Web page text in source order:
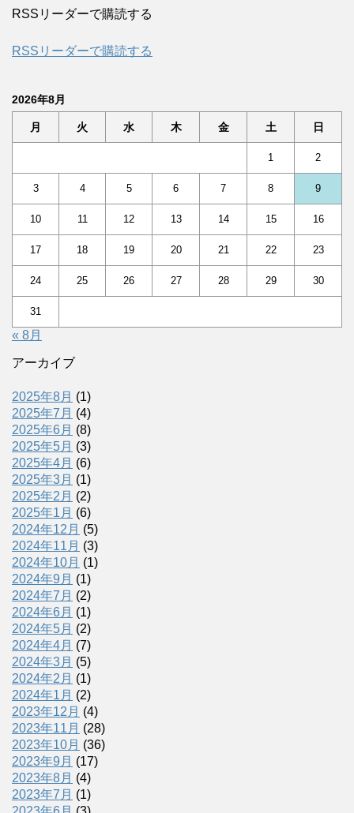
RSSリーダーで購読する
RSSリーダーで購読する
2026年8月
月 火 水 木 金 土 日
1 2
3 4 5 6 7 8 9
10 11 12 13 14 15 16
17 18 19 20 21 22 23
24 25 26 27 28 29 30
31
« 8月
アーカイブ
2025年8月 (1)
2025年7月 (4)
2025年6月 (8)
2025年5月 (3)
2025年4月 (6)
2025年3月 (1)
2025年2月 (2)
2025年1月 (6)
2024年12月 (5)
2024年11月 (3)
2024年10月 (1)
2024年9月 (1)
2024年7月 (2)
2024年6月 (1)
2024年5月 (2)
2024年4月 (7)
2024年3月 (5)
2024年2月 (1)
2024年1月 (2)
2023年12月 (4)
2023年11月 (28)
2023年10月 (36)
2023年9月 (17)
2023年8月 (4)
2023年7月 (1)